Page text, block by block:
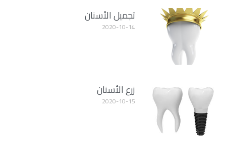
تجميل الأسنان
2020-10-14
زرع الأسنان
2020-10-15